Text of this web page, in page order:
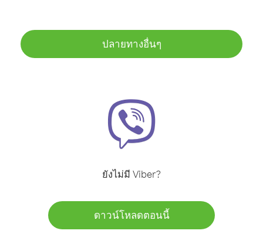
ปลายทางอื่นๆ
ยังไม่มี Viber?
ดาวน์โหลดตอนนี้